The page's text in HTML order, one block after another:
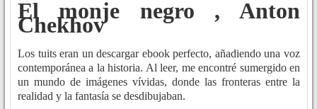
El monje negro , Anton
Chekhov
Los tuits eran un descargar ebook perfecto, añadiendo una voz
contemporánea a la historia. Al leer, me encontré sumergido en
un mundo de imágenes vívidas, donde las fronteras entre la
realidad y la fantasía se desdibujaban.